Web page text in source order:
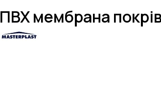
ПВХ мембрана